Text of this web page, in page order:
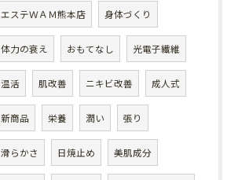
エステＷＡＭ熊本店 身体づくり
体力の衰え おもてなし 光電子繊維
温活 肌改善 ニキビ改善 成人式
新商品 栄養 潤い 張り
滑らかさ 日焼止め 美肌成分